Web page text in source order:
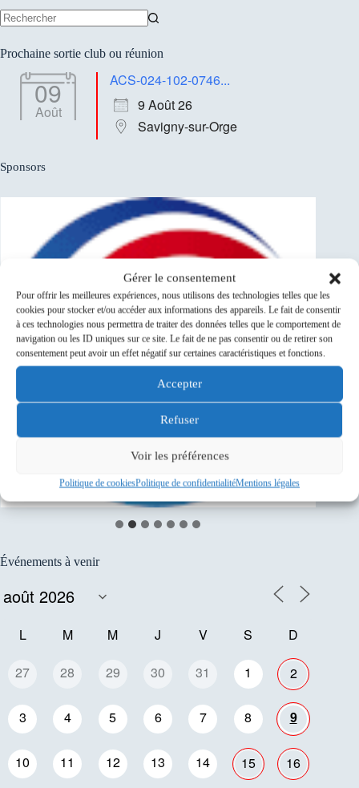
Gérer le consentement
Pour offrir les meilleures expériences, nous utilisons des technologies telles que les
cookies pour stocker et/ou accéder aux informations des appareils. Le fait de consentir
à ces technologies nous permettra de traiter des données telles que le comportement de
navigation ou les ID uniques sur ce site. Le fait de ne pas consentir ou de retirer son
consentement peut avoir un effet négatif sur certaines caractéristiques et fonctions.
Accepter
Refuser
Voir les préférences
Politique de cookiesPolitique de confidentialitéMentions légales
résultat
Prochaine sortie club ou réunion
09
Août
ACS-024-102-0746...
9 Août 26
Savigny-sur-Orge
Sponsors
Événements à venir
L M M J V S D
27 28 29 30 31 1 2
3 4 5 6 7 8 9
10 11 12 13 14 15 16